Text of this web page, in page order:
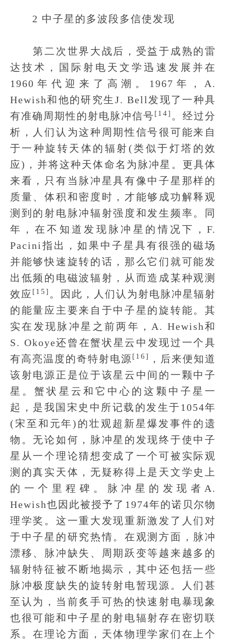
2 中子星的多波段多信使发现
第二次世界大战后，受益于成熟的雷
达技术，国际射电天文学迅速发展并在
1960年代迎来了高潮。1967年，A.
Hewish和他的研究生J. Bell发现了一种具
有准确周期性的射电脉冲信号[14] 。经过分
析，人们认为这种周期性信号很可能来自
于一种旋转天体的辐射(类似于灯塔的效
应)，并将这种天体命名为脉冲星。更具体
来看，只有当脉冲星具有像中子星那样的
质量、体积和密度时，才能够成功解释观
测到的射电脉冲辐射强度和发生频率。同
年，在不知道发现脉冲星的情况下，F.
Pacini指出，如果中子星具有很强的磁场
并能够快速旋转的话，那么它们就可能发
出低频的电磁波辐射，从而造成某种观测
效应 [15] 。因此，人们认为射电脉冲星辐射
的能量应主要来自于中子星的旋转能。其
实在发现脉冲星之前两年，A. Hewish和
S. Okoye还曾在蟹状星云中发现过一个具
有高亮温度的奇特射电源 [16]
，后来便知道
该射电源正是位于该星云中间的一颗中子
星。蟹状星云和它中心的这颗中子星一
起，是我国宋史中所记载的发生于1054年
(宋至和元年)的壮观超新星爆发事件的遗
物。无论如何，脉冲星的发现终于使中子
星从一个理论猜想变成了一个可被实际观
测的真实天体，无疑称得上是天文学史上
的一个里程碑。脉冲星的发现者A.
Hewish也因此被授予了1974年的诺贝尔物
理学奖。这一重大发现重新激发了人们对
于中子星的研究热情。在观测方面，脉冲
漂移、脉冲缺失、周期跃变等越来越多的
辐射特征被不断地揭示，其中还包括一些
脉冲极度缺失的旋转射电暂现源。人们甚
至认为，当前炙手可热的快速射电暴现象
也很可能和中子星的射电辐射存在密切联
系。在理论方面，天体物理学家们在上个